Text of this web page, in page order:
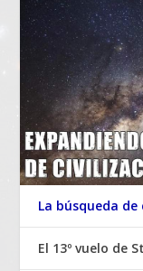
La búsqueda
El 13º vuelo de